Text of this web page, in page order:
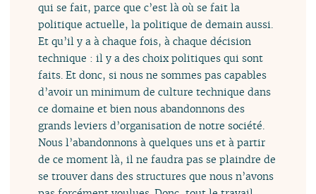
qui se fait, parce que c’est là où se fait la
politique actuelle, la politique de demain aussi.
Et qu’il y a à chaque fois, à chaque décision
technique : il y a des choix politiques qui sont
faits. Et donc, si nous ne sommes pas capables
d’avoir un minimum de culture technique dans
ce domaine et bien nous abandonnons des
grands leviers d’organisation de notre société.
Nous l’abandonnons à quelques uns et à partir
de ce moment là, il ne faudra pas se plaindre de
se trouver dans des structures que nous n’avons